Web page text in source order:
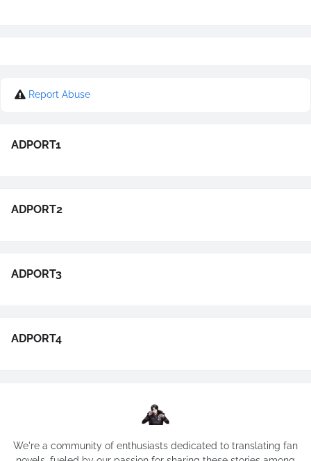
Report Abuse
ADPORT1
ADPORT2
ADPORT3
ADPORT4
We're a community of enthusiasts dedicated to translating fan